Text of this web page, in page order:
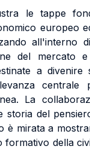
le tappe
europeo
all'interno
del mercato
a divenire
centrale
La
storia del
è mirata a
formativo della